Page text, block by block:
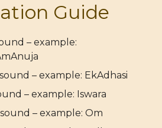
Guide
– example:
– example: EkAdhasi
– example: Iswara
– example: Om